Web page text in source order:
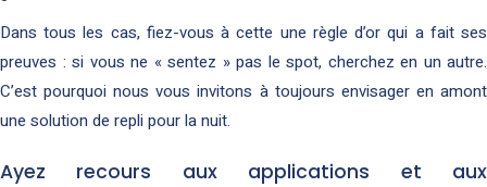
Dans tous les cas, fiez-vous à cette une règle d’or qui a fait ses
preuves : si vous ne « sentez » pas le spot, cherchez en un autre.
C’est pourquoi nous vous invitons à toujours envisager en amont
une solution de repli pour la nuit.
Ayez recours aux applications et aux